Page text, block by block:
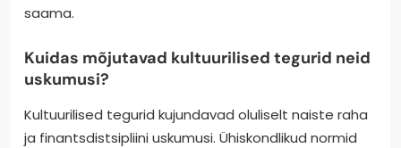
saama.
Kuidas mõjutavad kultuurilised tegurid neid
uskumusi?
Kultuurilised tegurid kujundavad oluliselt naiste raha
ja finantsdistsipliini uskumusi. Ühiskondlikud normid